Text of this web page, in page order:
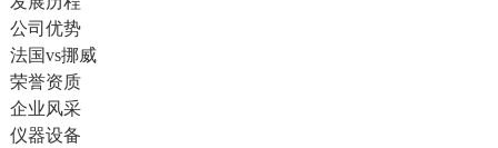
公司优势
法国vs挪威
荣誉资质
企业风采
仪器设备